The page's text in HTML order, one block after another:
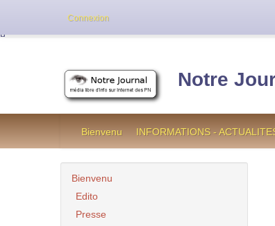
Notre
Bienvenu INFORMATIONS -
Bienvenu
Edito
Presse
Connexion
Cette version de NotreJournal